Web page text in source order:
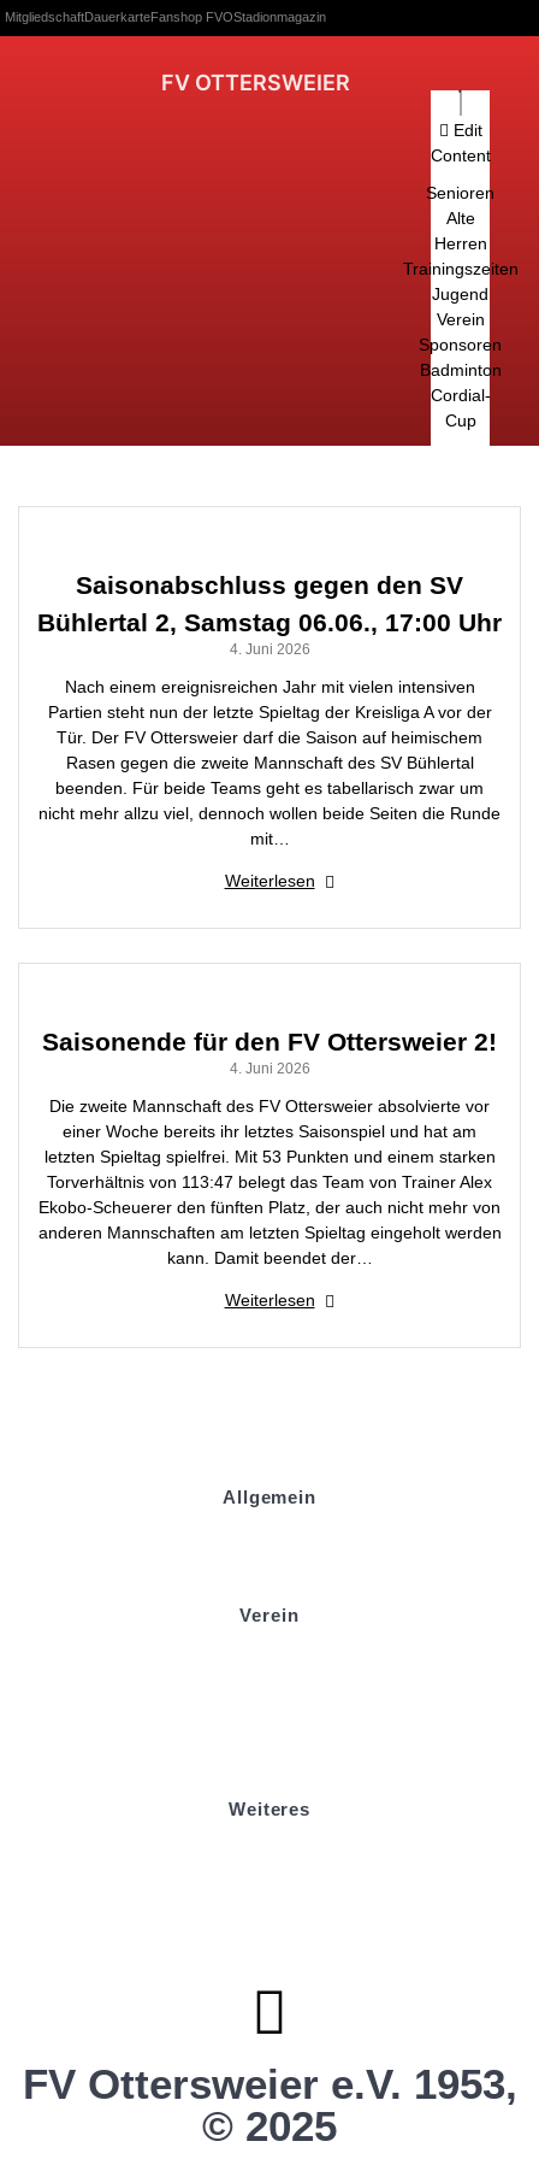
MitgliedschaftDauerkarteFanshop FVOStadionmagazin
FV OTTERSWEIER
Edit
Content
Senioren
Alte
Herren
Trainingszeiten
Jugend
Verein
Sponsoren
Badminton
Cordial-
Cup
Saisonabschluss gegen den SV
Bühlertal 2, Samstag 06.06., 17:00 Uhr
4. Juni 2026
Nach einem ereignisreichen Jahr mit vielen intensiven
Partien steht nun der letzte Spieltag der Kreisliga A vor der
Tür. Der FV Ottersweier darf die Saison auf heimischem
Rasen gegen die zweite Mannschaft des SV Bühlertal
beenden. Für beide Teams geht es tabellarisch zwar um
nicht mehr allzu viel, dennoch wollen beide Seiten die Runde
mit…
Weiterlesen
Saisonende für den FV Ottersweier 2!
4. Juni 2026
Die zweite Mannschaft des FV Ottersweier absolvierte vor
einer Woche bereits ihr letztes Saisonspiel und hat am
letzten Spieltag spielfrei. Mit 53 Punkten und einem starken
Torverhältnis von 113:47 belegt das Team von Trainer Alex
Ekobo-Scheuerer den fünften Platz, der auch nicht mehr von
anderen Mannschaften am letzten Spieltag eingeholt werden
kann. Damit beendet der…
Weiterlesen
Allgemein
Verein
Weiteres
FV Ottersweier e.V. 1953,
© 2025